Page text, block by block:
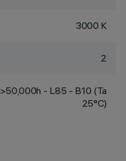
3000 K
2
>50,000h - L85 - B10 (Ta
25°C)